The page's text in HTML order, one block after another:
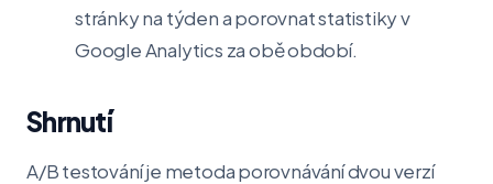
stránky na týden a porovnat statistiky v
Google Analytics za obě období.
Shrnutí
A/B testování je metoda porovnávání dvou verzí